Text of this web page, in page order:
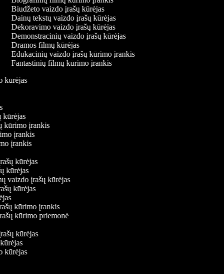
Biudžeto vaizdo įrašų kūrėjas
Dainų tekstų vaizdo įrašų kūrėjas
Dekoravimo vaizdo įrašų kūrėjas
Demonstracinių vaizdo įrašų kūrėjas
Dramos filmų kūrėjas
Edukacinių vaizdo įrašų kūrimo įrankis
Fantastinių filmų kūrimo įrankis
kūrėjas
kūrėjas
kūrimo įrankis
įrankis
įrankis
kūrėjas
kūrėjas
vaizdo įrašų kūrėjas
kūrėjas
kūrimo įrankis
kūrimo priemonė
kūrėjas
kūrėjas